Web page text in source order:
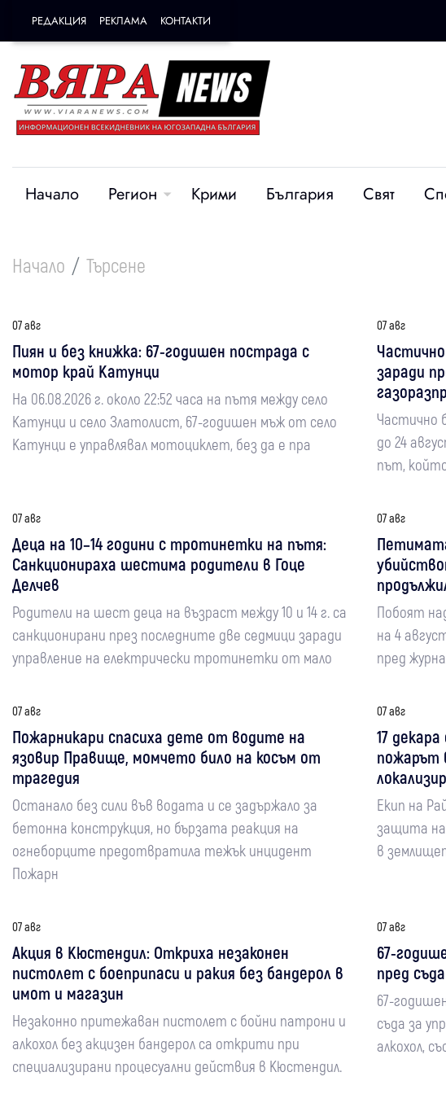
РЕДАКЦИЯ РЕКЛАМА КОНТАКТИ
Начало Регион Крими България Свят
Начало Търсене
07 авг
Пиян и без книжка: 67-годишен пострада с
мотор край Катунци
На 06.08.2026 г. около 22:52 часа на пътя между село
Катунци и село Златолист, 67-годишен мъж от село
Катунци е управлявал мотоциклет, без да е пра
07 авг
заради
Частично
до 24
път,
07 авг
Деца на 10–14 години с тротинетки на пътя:
Санкционираха шестима родители в Гоце
Делчев
Родители на шест деца на възраст между 10 и 14 г. са
санкционирани през последните две седмици заради
управление на електрически тротинетки от мало
07 авг
Побоят
на 4
пред
07 авг
Пожарникари спасиха дете от водите на
язовир Правище, момчето било на косъм от
трагедия
Останало без сили във водата и се задържало за
бетонна конструкция, но бързата реакция на
огнеборците предотвратила тежък инцидент
Пожарн
07 авг
17
пожарът
Екип на
защита на
в
07 авг
Акция в Кюстендил: Откриха незаконен
пистолет с боеприпаси и ракия без бандерол в
имот и магазин
Незаконно притежаван пистолет с бойни патрони и
алкохол без акцизен бандерол са открити при
специализирани процесуални действия в Кюстендил.
07 авг
67-
пред
67-
съда за
алкохол,